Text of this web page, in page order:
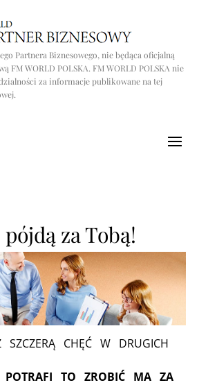
Partnera Biznesowego, nie będąca oficjalną
FM WORLD POLSKA. FM WORLD POLSKA nie
za informacje publikowane na tej
za Tobą!
SZCZERĄ CHĘĆ W DRUGICH
TO ZROBIĆ MA ZA